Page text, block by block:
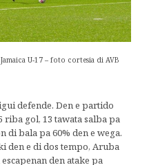
U-17 – foto cortesia di AVB
defende. Den e partido
riba gol, 13 tawata salba pa
di bala pa 60% den e wega.
den e di dos tempo, Aruba
den atake pa